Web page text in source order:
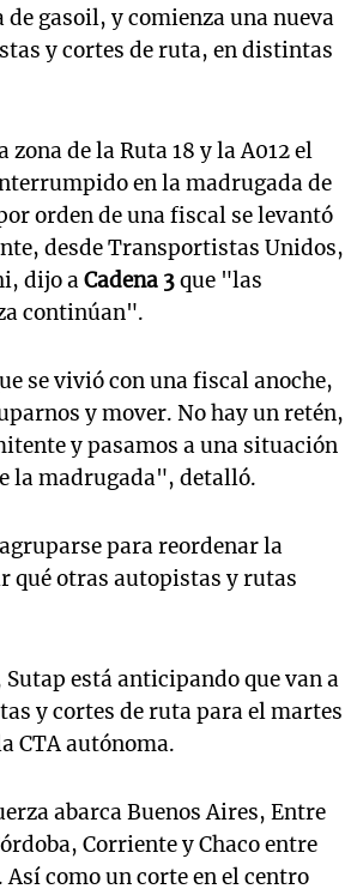
gasoil, y comienza una nueva
y cortes de ruta, en distintas
zona de la Ruta 18 y la A012 el
en la madrugada de
orden de una fiscal se levantó
desde Transportistas Unidos,
dijo aCadena 3que "las
continúan".
se vivió con una fiscal anoche,
y mover. No hay un retén,
y pasamos a una situación
la madrugada", detalló.
para reordenar la
qué otras autopistas y rutas
Sutap está anticipando que van a
y cortes de ruta para el martes
CTA autónoma.
abarca Buenos Aires, Entre
Corriente y Chaco entre
como un corte en el centro